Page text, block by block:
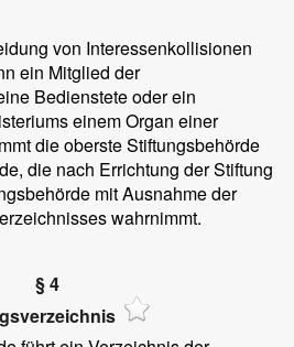
von Interessenkollisionen
ein Mitglied der
Bedienstete oder ein
einem Organ einer
die oberste Stiftungsbehörde
die nach Errichtung der Stiftung
mit Ausnahme der
wahrnimmt.
§ 4